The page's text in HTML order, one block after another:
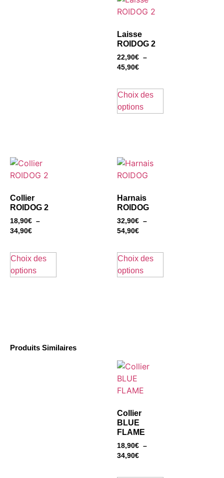
Laisse
ROIDOG 2
22,90€ –
45,90€
Choix des
options
Collier
ROIDOG 2
18,90€ –
34,90€
Choix des
options
Harnais
ROIDOG
32,90€ –
54,90€
Choix des
options
Produits Similaires
Collier
BLUE
FLAME
18,90€ –
34,90€